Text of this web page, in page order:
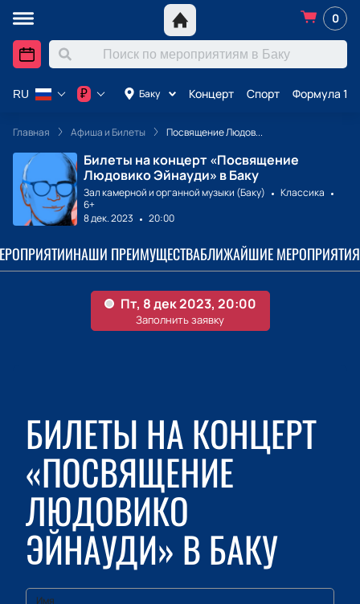
0
Баку Концерт Спорт Формула 1
RU ₽
Главная Афиша и Билеты Посвящение Людов...
Билеты на концерт «Посвящение
Людовико Эйнауди» в Баку
Зал камерной и органной музыки (Баку)
Классика
6+
8 дек. 2023
20:00
НАШИ ПРЕИМУЩЕСТВАБЛИЖАЙШИЕ МЕРОПРИЯТИЯ
БИЛЕТЫ НА КОНЦЕРТ
«ПОСВЯЩЕНИЕ
ЛЮДОВИКО
ЭЙНАУДИ» В БАКУ
Имя